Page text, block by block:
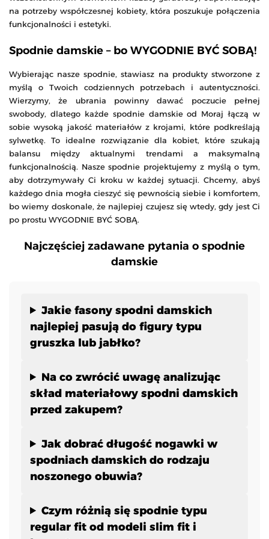
na potrzeby współczesnej kobiety, która poszukuje połączenia
funkcjonalności i estetyki.
Spodnie damskie – bo WYGODNIE BYĆ SOBĄ!
Wybierając nasze spodnie, stawiasz na produkty stworzone z
myślą o Twoich codziennych potrzebach i autentyczności.
Wierzymy, że ubrania powinny dawać poczucie pełnej
swobody, dlatego każde spodnie damskie od Moraj łączą w
sobie wysoką jakość materiałów z krojami, które podkreślają
sylwetkę. To idealne rozwiązanie dla kobiet, które szukają
balansu między aktualnymi trendami a maksymalną
funkcjonalnością. Nasze spodnie projektujemy z myślą o tym,
aby dotrzymywały Ci kroku w każdej sytuacji. Chcemy, abyś
każdego dnia mogła cieszyć się pewnością siebie i komfortem,
bo wiemy doskonale, że najlepiej czujesz się wtedy, gdy jest Ci
po prostu WYGODNIE BYĆ SOBĄ.
Najczęściej zadawane pytania o spodnie
damskie
Jakie fasony spodni damskich
najlepiej pasują do figury typu
gruszka lub jabłko?
Na co zwrócić uwagę analizując
skład materiałowy spodni damskich
przed zakupem?
Jak dobrać długość nogawki w
spodniach damskich do rodzaju
noszonego obuwia?
Czym różnią się spodnie typu
regular fit od modeli slim fit i